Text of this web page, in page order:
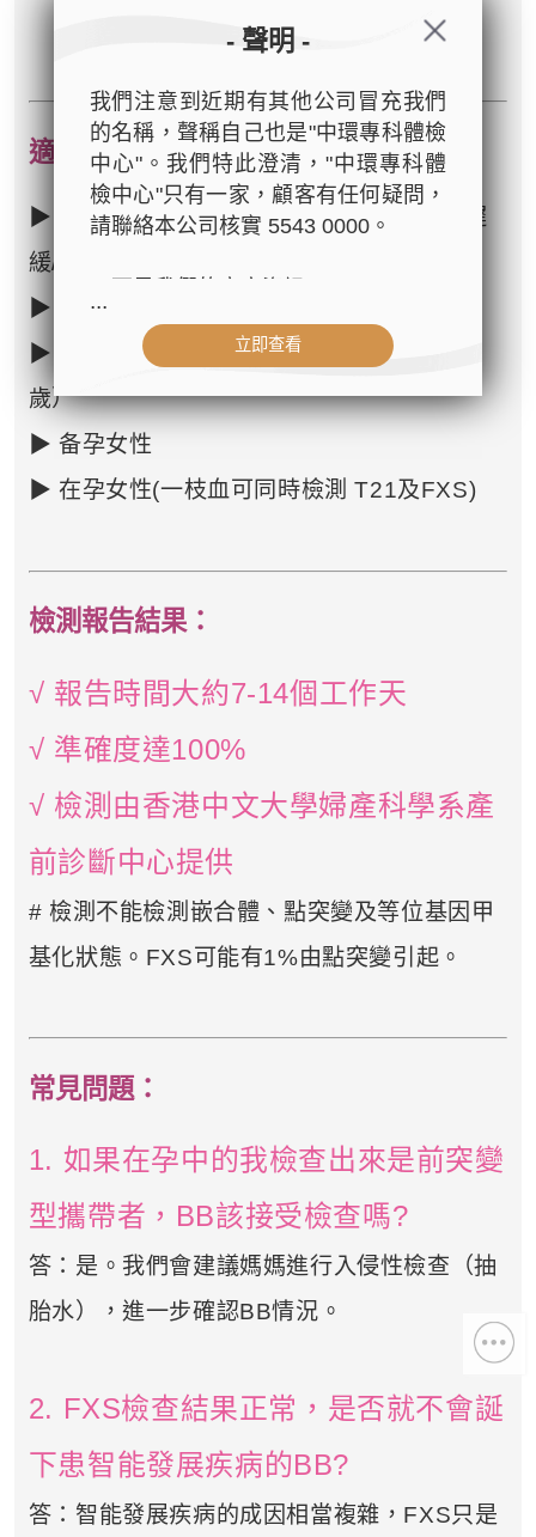
適用對象：
▶ 家族中曾患有不明原因的智力障礙/發展遲
緩/自閉症
▶ 家族中曾患有FXTAS
▶ 家族中的女性有早期停經的情況（＜40
歲）
▶ 备孕女性
▶ 在孕女性(一枝血可同時檢測 T21及FXS)
檢測報告結果：
√ 報告時間大約7-14個工作天
√ 準確度達100%
√ 檢測由香港中文大學婦產科學系產
前診斷中心提供
# 檢測不能檢測嵌合體、點突變及等位基因甲
基化狀態。FXS可能有1%由點突變引起。
常見問題：
1. 如果在孕中的我檢查出來是前突變
型攜帶者，BB該接受檢查嗎?
答：是。我們會建議媽媽進行入侵性檢查（抽
胎水），進一步確認BB情況。
2. FXS檢查結果正常，是否就不會誕
下患智能發展疾病的BB?
答：智能發展疾病的成因相當複雜，FXS只是
- 聲明 -
我們注意到近期有其他公司冒充我們
的名稱，聲稱自己也是"中環專科體檢
中心"。我們特此澄清，"中環專科體
檢中心"只有一家，顧客有任何疑問，
請聯絡本公司核實 5543 0000。
- 公司名稱：中環專科體檢中心（The
Central Health Center）
心42樓4203室（中環港鐵站出口
D1）
- 服務熱線：(852) 3180 9809
- WhatsApp：(852) 5543 0000
「中環專科體檢中心」致力為關注健
康人士提供尊尚而優質的體檢服務，
解，請隨時與我們聯繫。謝謝您的支
持！
祝您健康愉快！
...
立即查看